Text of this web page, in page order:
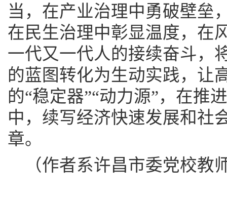
当，在产业治理中勇破壁垒
在民生治理中彰显温度，在
一代又一代人的接续奋斗，
的蓝图转化为生动实践，让
的“稳定器”“动力源”，在推
中，续写经济快速发展和社
章。
（作者系许昌市委党校教